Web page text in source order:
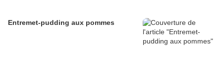
Entremet-pudding aux pommes